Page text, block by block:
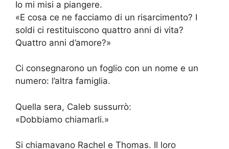
Io mi misi a piangere.
«E cosa ce ne facciamo di un risarcimento? I
soldi ci restituiscono quattro anni di vita?
Quattro anni d’amore?»
Ci consegnarono un foglio con un nome e un
numero: l’altra famiglia.
Quella sera, Caleb sussurrò:
«Dobbiamo chiamarli.»
Si chiamavano Rachel e Thomas. Il loro